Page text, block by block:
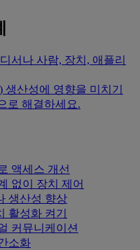
서나 사람, 장치, 애플리
생산성에 영향을 미치기
로 해결하세요.
액세스 개선
없이 장치 제어
생산성 향상
활성화 켜기
커뮤니케이션
소화